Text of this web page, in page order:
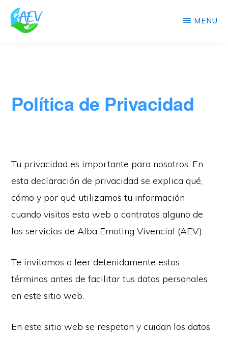
Saltar
Saltar
Emoting
MENU
Política de Privacidad
Tu privacidad es importante para nosotros. En
esta declaración de privacidad se explica qué,
cómo y por qué utilizamos tu información
cuando visitas esta web o contratas alguno de
los servicios de Alba Emoting Vivencial (AEV).
Te invitamos a leer detenidamente estos
términos antes de facilitar tus datos personales
en este sitio web.
En este sitio web se respetan y cuidan los datos